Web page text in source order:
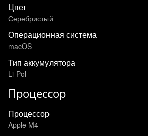
Цвет
Серебристый
Операционная система
macOS
Тип аккумулятора
Li-Pol
Процессор
Процессор
Apple M4